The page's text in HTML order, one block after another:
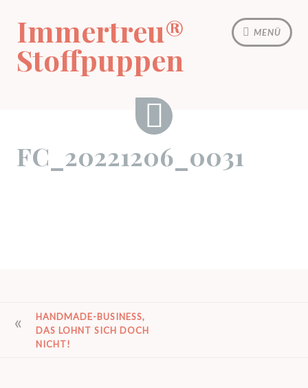
Inhalt
springen
MENÜ
Immertreu®
Stoffpuppen
FC_20221206_0031
BEITRAGSNAVIGATION
HANDMADE-BUSINESS,
DAS LOHNT SICH DOCH
NICHT!